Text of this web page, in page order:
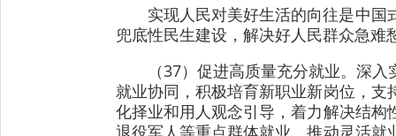
实现人民对美好生活的向往是中
兜底性民生建设，解决好人民群众急
（37）促进高质量充分就业。深
就业协同，积极培育新职业新岗位，
化择业和用人观念引导，着力解决结
退役军人等重点群体就业，推动灵活